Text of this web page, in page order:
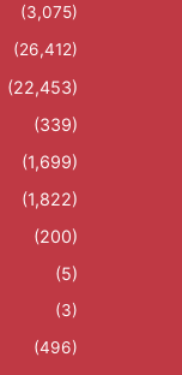
(3,075)
(26,412)
(22,453)
(339)
(1,699)
(1,822)
(200)
(5)
(3)
(496)